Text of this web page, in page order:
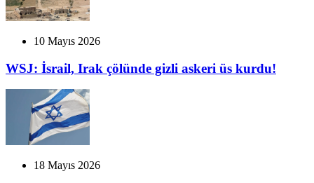
10 Mayıs 2026
WSJ: İsrail, Irak çölünde gizli askeri üs kurdu!
18 Mayıs 2026